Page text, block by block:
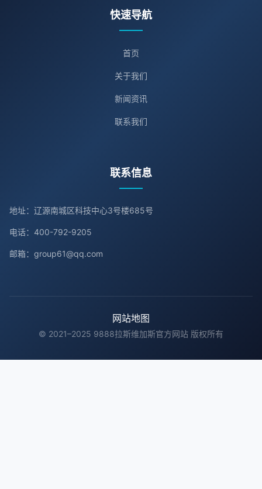
快速导航
首页
关于我们
新闻资讯
联系我们
联系信息
地址：辽源南城区科技中心3号楼685号
电话：400-792-9205
邮箱：group61@qq.com
网站地图
© 2021–2025 9888拉斯维加斯官方网站 版权所有